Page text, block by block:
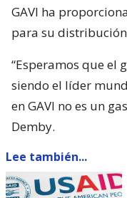
GAVI ha
para su
“Esperamos que el
siendo el líder
en GAVI no es un
Demby.
Lee también...